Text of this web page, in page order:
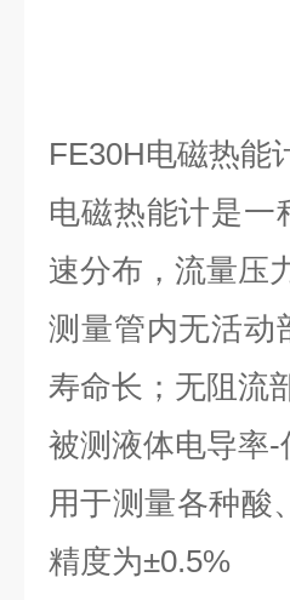
FE30H电磁热能
电磁热能计是一
速分布，流量压
测量管内无活动
寿命长；无阻流
被测液体电导率-
用于测量各种酸
精度为±0.5%